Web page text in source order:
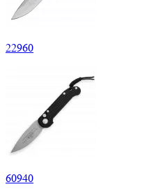
22960
60940